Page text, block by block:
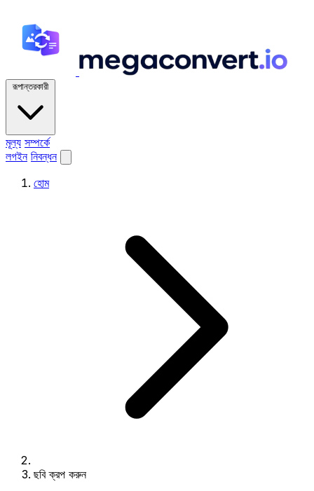
রূপান্তরকারী
মূল্য সম্পর্কে
লগইন নিবন্ধন
হোম
ছবি ক্রপ করুন